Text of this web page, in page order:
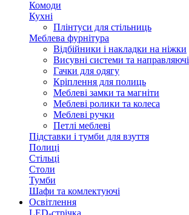
Комоди
Кухні
Плінтуси для стільниць
Меблева фурнітура
Відбійники і накладки на ніжки
Висувні системи та направляючі
Гачки для одягу
Кріплення для полиць
Меблеві замки та магніти
Меблеві ролики та колеса
Меблеві ручки
Петлі меблеві
Підставки і тумби для взуття
Полиці
Стільці
Столи
Тумби
Шафи та комлектуючі
Освітлення
LED-стрічка